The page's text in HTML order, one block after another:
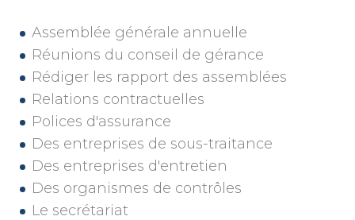
Assemblée générale annuelle
Réunions du conseil de gérance
Rédiger les rapport des assemblées
Relations contractuelles
Polices d'assurance
Des entreprises de sous-traitance
Des entreprises d'entretien
Des organismes de contrôles
Le secrétariat